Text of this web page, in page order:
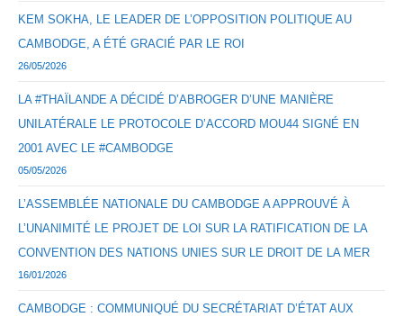
KEM SOKHA, LE LEADER DE L’OPPOSITION POLITIQUE AU
CAMBODGE, A ÉTÉ GRACIÉ PAR LE ROI
26/05/2026
LA #THAÏLANDE A DÉCIDÉ D’ABROGER D’UNE MANIÈRE
UNILATÉRALE LE PROTOCOLE D’ACCORD MOU44 SIGNÉ EN
2001 AVEC LE #CAMBODGE
05/05/2026
L’ASSEMBLÉE NATIONALE DU CAMBODGE A APPROUVÉ À
L’UNANIMITÉ LE PROJET DE LOI SUR LA RATIFICATION DE LA
CONVENTION DES NATIONS UNIES SUR LE DROIT DE LA MER
16/01/2026
CAMBODGE : COMMUNIQUÉ DU SECRÉTARIAT D’ÉTAT AUX